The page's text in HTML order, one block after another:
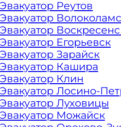
985 222 99 01
Эвакуатор Реутов
Эвакуатор
Эвакуатор
Эвакуатор Егорьевск
Эвакуатор Зарайск
Эвакуатор Кашира
Эвакуатор Клин
Эвакуатор Лосино-
Эвакуатор Луховицы
Эвакуатор Можайск